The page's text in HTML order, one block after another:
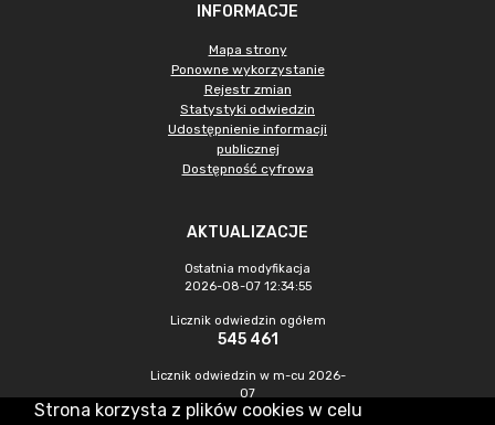
INFORMACJE
Mapa strony
Ponowne wykorzystanie
Rejestr zmian
Statystyki odwiedzin
Udostępnienie informacji
publicznej
Dostępność cyfrowa
AKTUALIZACJE
Ostatnia modyfikacja
2026-08-07 12:34:55
Licznik odwiedzin ogółem
545 461
Licznik odwiedzin w m-cu 2026-
07
1 477
Strona korzysta z plików cookies w celu